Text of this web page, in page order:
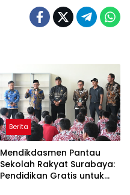
Berita
Mendikdasmen Pantau
Sekolah Rakyat Surabaya:
Pendidikan Gratis untuk